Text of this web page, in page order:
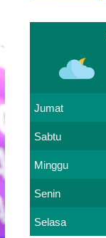
Jumat
Sabtu
Minggu
Senin
Selasa